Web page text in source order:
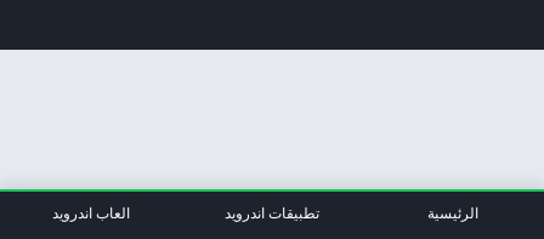
الرئيسية تطبيقات اندرويد العاب اندرويد